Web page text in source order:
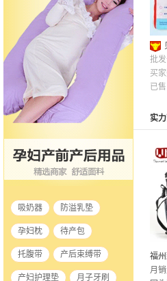
吸奶器 防溢乳垫
孕妇枕 待产包
托腹带 产后束缚带
产妇护理垫 月子牙刷
防
批发
买
已
实
福
月销